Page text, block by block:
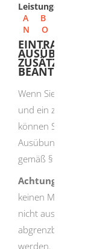
Leistungen
A
B
N
O
BEANTRAGEN
Wenn Sie bereits
und ein
können Sie unter
gemäß § 7a der
Achtung:
keinen
nicht ausbilden.
abgrenzbare
werden.